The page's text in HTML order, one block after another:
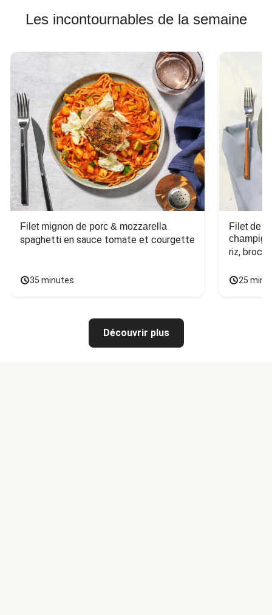
Les incontournables de la semaine
Filet mignon de porc & mozzarella
spaghetti en sauce tomate et courgette
35 minutes
Filet de
riz,
25
Découvrir plus